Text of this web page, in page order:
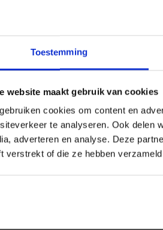
Toestemming
website maakt gebruik van cookies
cookies om content en
te analyseren. Ook delen
adverteren en analyse. Deze
verstrekt of die ze hebben
Permanent